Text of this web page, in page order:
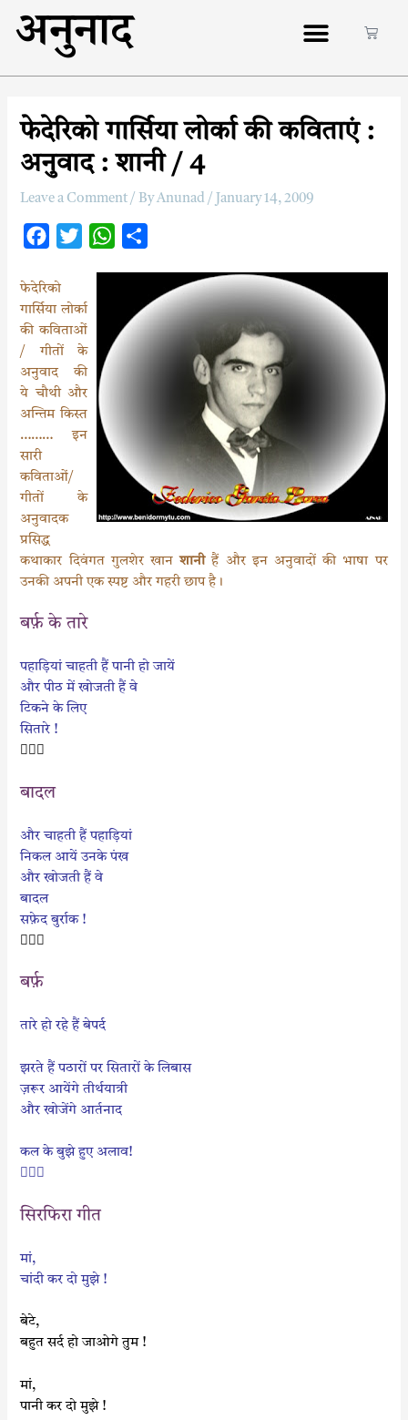
अनुनाद
फेदेरिको गार्सिया लोर्का की कविताएं :
अनुवाद : शानी / 4
Leave a Comment / ByAnunad/ January 14, 2009
c
e
b
o
k
t
t
e
r
W
s
r
फेदेरिको
गार्सिया लोर्का
की कविताओं
/ गीतों के
अनुवाद की
ये चौथी और
अन्तिम किस्त
……… इन
सारी
कविताओं/
गीतों के
अनुवादक
प्रसिद्ध
कथाकार दिवंगत गुलशेर खानशानीहैं और इन अनुवादों की भाषा पर
उनकी अपनी एक स्पष्ट और गहरी छाप है।
बर्फ़ के तारे
पहाड़ियां चाहती हैं पानी हो जायें
और पीठ में खोजती हैं वे
टिकने के लिए
सितारे !

बादल
और चाहती हैं पहाड़ियां
निकल आयें उनके पंख
और खोजती हैं वे
बादल
सफ़ेद बुर्राक !

बर्फ़
तारे हो रहे हैं बेपर्द
झरते हैं पठारों पर सितारों के लिबास
ज़रूर आयेंगे तीर्थयात्री
और खोजेंगे आर्तनाद
कल के बुझे हुए अलाव!

सिरफिरा गीत
मां,
चांदी कर दो मुझे !
बेटे,
बहुत सर्द हो जाओगे तुम !
मां,
पानी कर दो मुझे !